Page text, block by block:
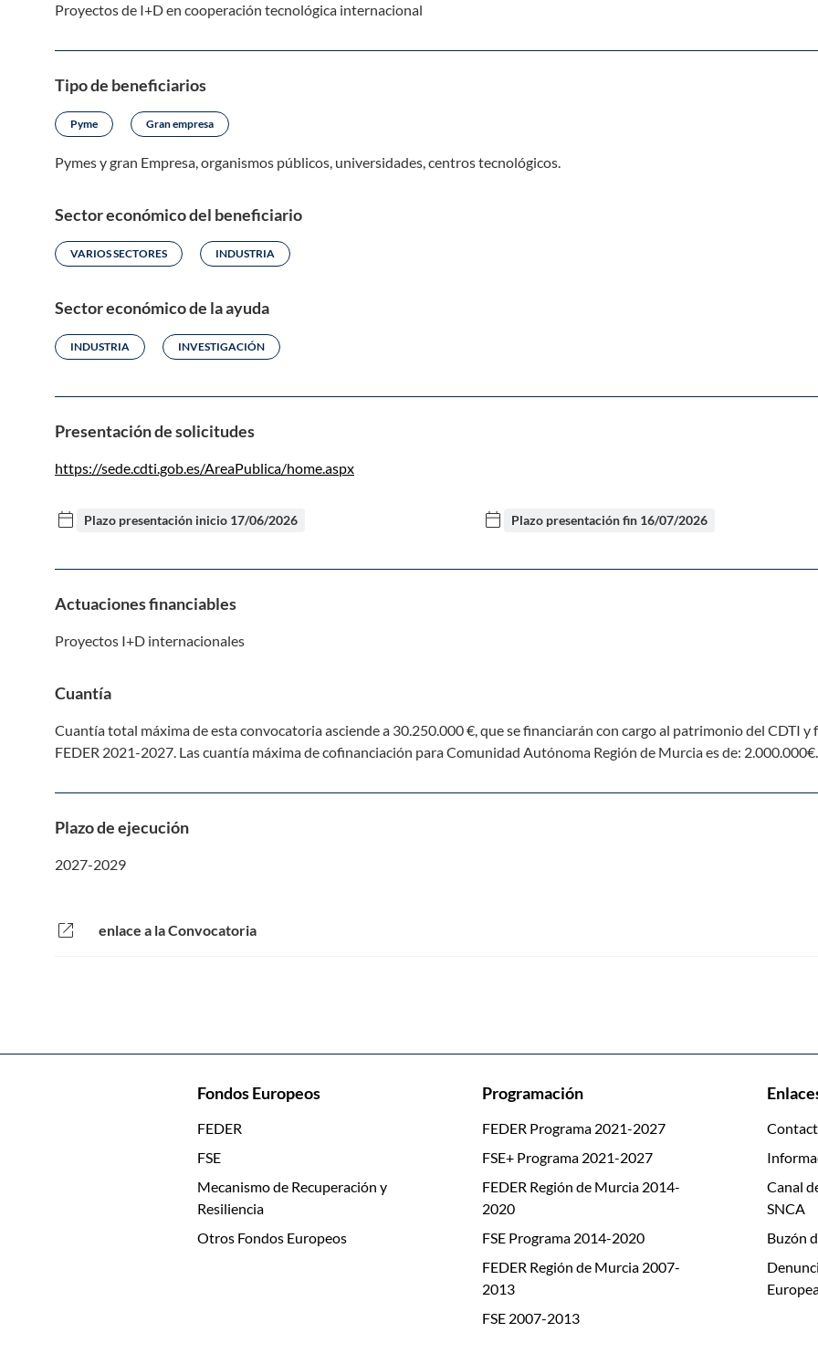
Proyectos de I+D en cooperación tecnológica internacional
Tipo de beneficiarios
Pyme Gran empresa
Pymes y gran Empresa, organismos públicos, universidades, centros tecnológicos.
Sector económico del beneficiario
VARIOS SECTORES INDUSTRIA
Sector económico de la ayuda
INDUSTRIA INVESTIGACIÓN
Presentación de solicitudes
https://sede.cdti.gob.es/AreaPublica/home.aspx
calendar_today Plazo presentación inicio 17/06/2026 calendar_today Plazo presentación fin 16/07/2026
Actuaciones financiables
Proyectos I+D internacionales
Cuantía
Cuantía total máxima de esta convocatoria asciende a 30.250.000 €, que se financiarán con cargo al patrimonio del CDTI y
FEDER 2021-2027. Las cuantía máxima de cofinanciación para Comunidad Autónoma Región de Murcia es de: 2.000.000€.
Plazo de ejecución
2027-2029
open_in_new enlace a la Convocatoria
Fondos Europeos
FEDER
FSE
Mecanismo de Recuperación y
Resiliencia
Otros Fondos Europeos
Programación
FEDER Programa 2021-2027
FSE+ Programa 2021-2027
FEDER Región de Murcia 2014-
2020
FSE Programa 2014-2020
FEDER Región de Murcia 2007-
2013
FSE 2007-2013
Canal
SNCA
Buzón